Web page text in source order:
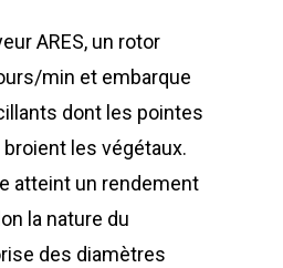
ARES, un rotor
min et embarque
dont les pointes
les végétaux.
atteint un rendement
la nature du
des diamètres